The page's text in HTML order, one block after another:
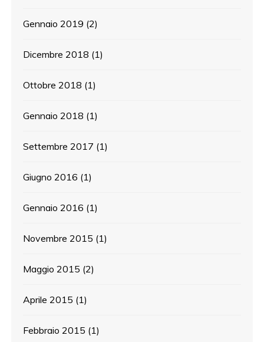
Gennaio 2019 (2)
Dicembre 2018 (1)
Ottobre 2018 (1)
Gennaio 2018 (1)
Settembre 2017 (1)
Giugno 2016 (1)
Gennaio 2016 (1)
Novembre 2015 (1)
Maggio 2015 (2)
Aprile 2015 (1)
Febbraio 2015 (1)